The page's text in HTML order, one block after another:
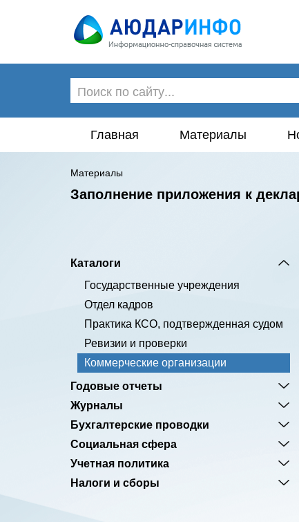
Главная Материалы
Материалы
Заполнение приложения к
Каталоги
Государственные учреждения
Отдел кадров
Практика КСО, подтвержденная судом
Ревизии и проверки
Коммерческие организации
Годовые отчеты
Журналы
Бухгалтерские проводки
Социальная сфера
Учетная политика
Налоги и сборы